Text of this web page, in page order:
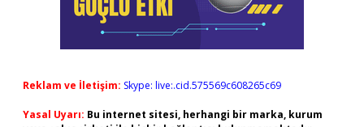
Reklam ve İletişim: Skype: live:.cid.575569c608265c69
Yasal Uyarı: Bu internet sitesi, herhangi bir marka, kurum